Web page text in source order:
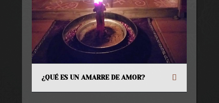
¿QUÉ ES UN AMARRE DE AMOR?